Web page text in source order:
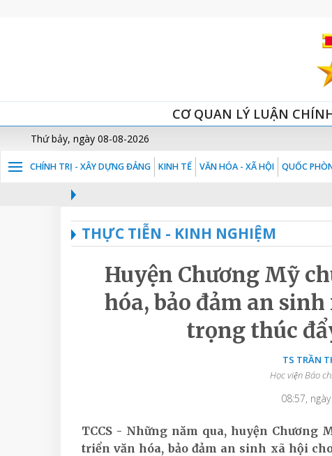
CƠ QUAN LÝ LUẬN
Thứ bảy, ngày 08-08-2026
CHÍNH TRỊ - XÂY DỰNG ĐẢNG KINH TẾ VĂN HÓA - XÃ HỘI QUỐC
THỰC TIỄN - KINH NGHIỆM
Huyện Chương Mỹ
hóa, bảo đảm an
trọng thúc
TS TRẦN
Học viện Báo
08:57,
TCCS - Những năm qua, huyện
triển văn hóa, bảo đảm an sinh xã hội